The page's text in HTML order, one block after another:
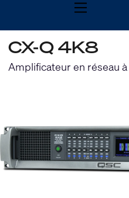
MENU
QSYS.com (English)
India (English)
Español
CX-Q 4K8
Amplificateur en réseau à